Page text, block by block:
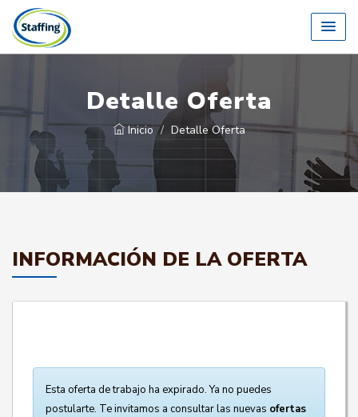
Detalle Oferta
Inicio Detalle Oferta
INFORMACIÓN DE LA OFERTA
Esta oferta de trabajo ha expirado. Ya no puedes
postularte. Te invitamos a consultar las nuevas ofertas